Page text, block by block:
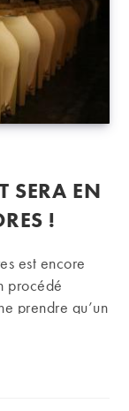
SERA EN
!
est encore
procédé
prendre qu’un
qui choisit
en partie élevé en